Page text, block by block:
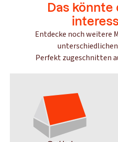
Das könnte
Entdecke noch weitere
Perfekt zugeschnitten